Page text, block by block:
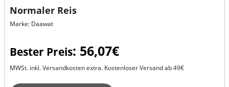
Normaler Reis
Marke: Daawat
Bester Preis: 56,07€
MWSt. inkl. Versandkosten extra. Kostenloser Versand ab 49€